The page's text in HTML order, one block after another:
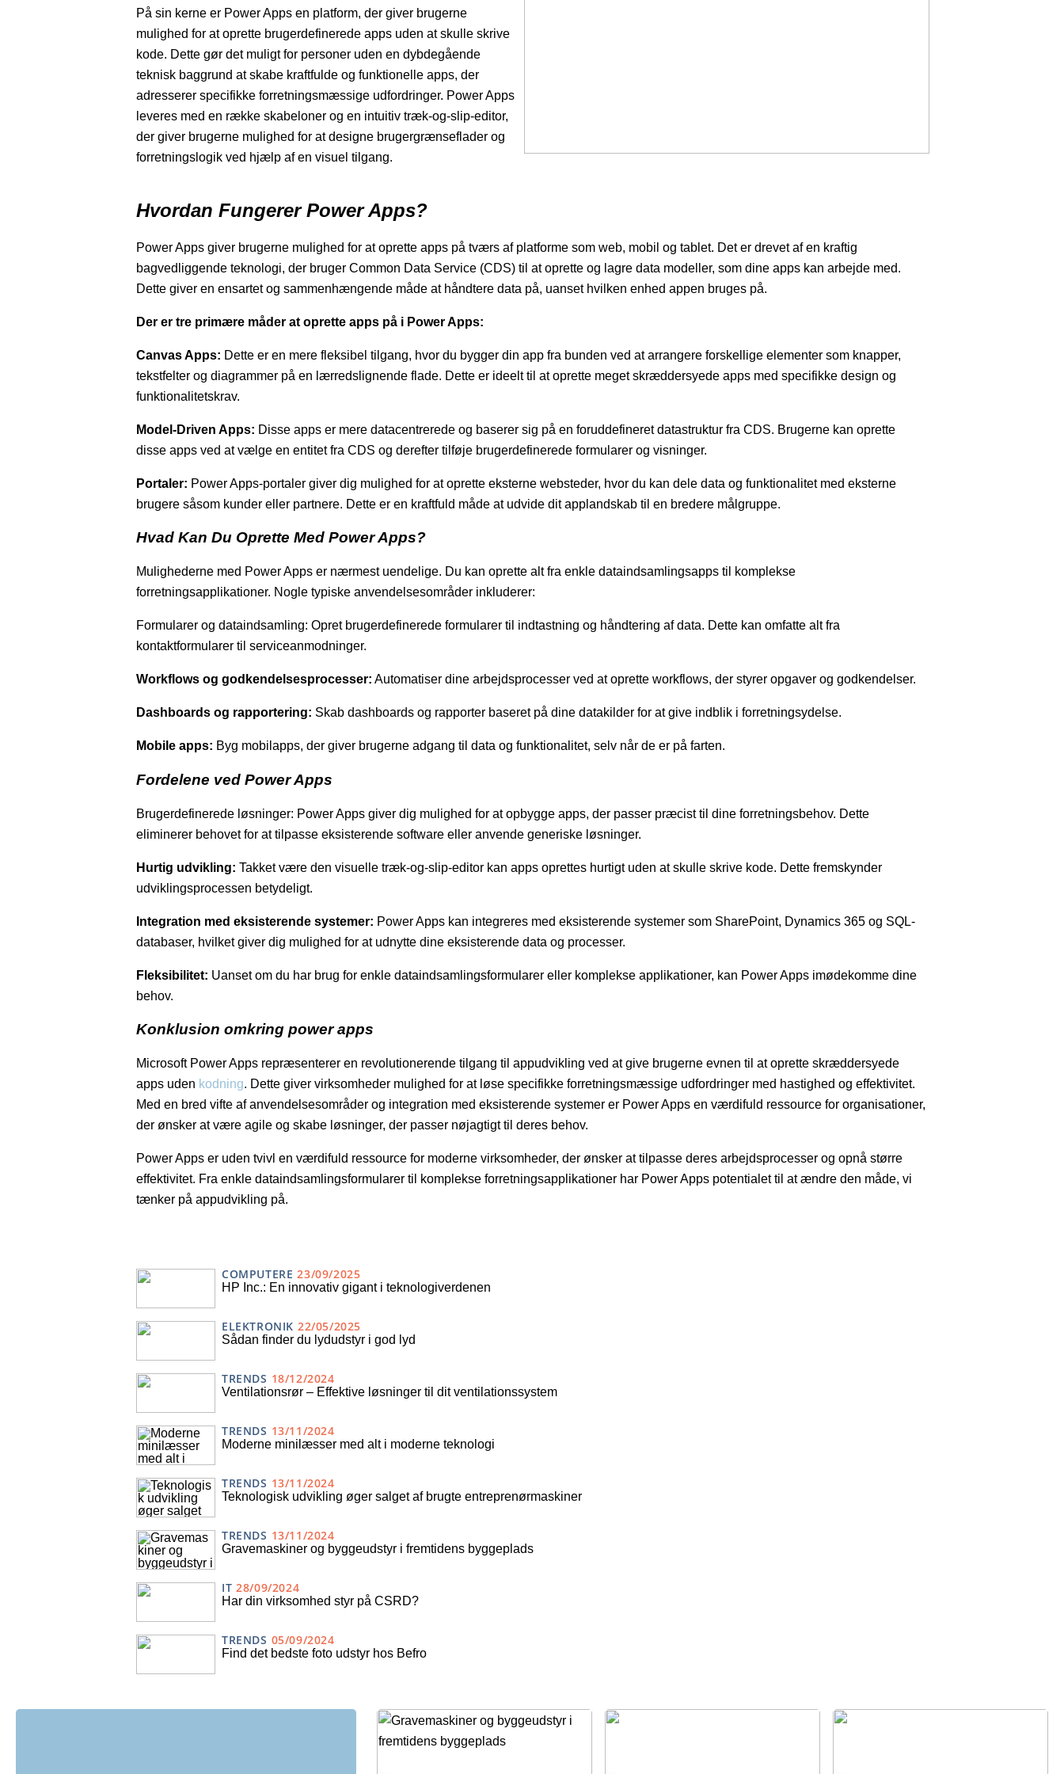
På sin kerne er Power Apps en platform, der giver brugerne
mulighed for at oprette brugerdefinerede apps uden at skulle skrive
kode. Dette gør det muligt for personer uden en dybdegående
teknisk baggrund at skabe kraftfulde og funktionelle apps, der
adresserer specifikke forretningsmæssige udfordringer. Power Apps
leveres med en række skabeloner og en intuitiv træk-og-slip-editor,
der giver brugerne mulighed for at designe brugergrænseflader og
forretningslogik ved hjælp af en visuel tilgang.
Hvordan Fungerer Power Apps?
Power Apps giver brugerne mulighed for at oprette apps på tværs af platforme som web, mobil og tablet. Det er drevet af en kraftig
bagvedliggende teknologi, der bruger Common Data Service (CDS) til at oprette og lagre data modeller, som dine apps kan arbejde med.
Dette giver en ensartet og sammenhængende måde at håndtere data på, uanset hvilken enhed appen bruges på.
Der er tre primære måder at oprette apps på i Power Apps:
Canvas Apps: Dette er en mere fleksibel tilgang, hvor du bygger din app fra bunden ved at arrangere forskellige elementer som knapper,
tekstfelter og diagrammer på en lærredslignende flade. Dette er ideelt til at oprette meget skræddersyede apps med specifikke design og
funktionalitetskrav.
Model-Driven Apps: Disse apps er mere datacentrerede og baserer sig på en foruddefineret datastruktur fra CDS. Brugerne kan oprette
disse apps ved at vælge en entitet fra CDS og derefter tilføje brugerdefinerede formularer og visninger.
Portaler: Power Apps-portaler giver dig mulighed for at oprette eksterne websteder, hvor du kan dele data og funktionalitet med eksterne
brugere såsom kunder eller partnere. Dette er en kraftfuld måde at udvide dit applandskab til en bredere målgruppe.
Hvad Kan Du Oprette Med Power Apps?
Mulighederne med Power Apps er nærmest uendelige. Du kan oprette alt fra enkle dataindsamlingsapps til komplekse
forretningsapplikationer. Nogle typiske anvendelsesområder inkluderer:
Formularer og dataindsamling: Opret brugerdefinerede formularer til indtastning og håndtering af data. Dette kan omfatte alt fra
kontaktformularer til serviceanmodninger.
Workflows og godkendelsesprocesser: Automatiser dine arbejdsprocesser ved at oprette workflows, der styrer opgaver og godkendelser.
Dashboards og rapportering: Skab dashboards og rapporter baseret på dine datakilder for at give indblik i forretningsydelse.
Mobile apps: Byg mobilapps, der giver brugerne adgang til data og funktionalitet, selv når de er på farten.
Fordelene ved Power Apps
Brugerdefinerede løsninger: Power Apps giver dig mulighed for at opbygge apps, der passer præcist til dine forretningsbehov. Dette
eliminerer behovet for at tilpasse eksisterende software eller anvende generiske løsninger.
Hurtig udvikling: Takket være den visuelle træk-og-slip-editor kan apps oprettes hurtigt uden at skulle skrive kode. Dette fremskynder
udviklingsprocessen betydeligt.
Integration med eksisterende systemer: Power Apps kan integreres med eksisterende systemer som SharePoint, Dynamics 365 og SQL-
databaser, hvilket giver dig mulighed for at udnytte dine eksisterende data og processer.
Fleksibilitet: Uanset om du har brug for enkle dataindsamlingsformularer eller komplekse applikationer, kan Power Apps imødekomme dine
behov.
Konklusion omkring power apps
Microsoft Power Apps repræsenterer en revolutionerende tilgang til appudvikling ved at give brugerne evnen til at oprette skræddersyede
apps uden kodning. Dette giver virksomheder mulighed for at løse specifikke forretningsmæssige udfordringer med hastighed og effektivitet.
Med en bred vifte af anvendelsesområder og integration med eksisterende systemer er Power Apps en værdifuld ressource for organisationer,
der ønsker at være agile og skabe løsninger, der passer nøjagtigt til deres behov.
Power Apps er uden tvivl en værdifuld ressource for moderne virksomheder, der ønsker at tilpasse deres arbejdsprocesser og opnå større
effektivitet. Fra enkle dataindsamlingsformularer til komplekse forretningsapplikationer har Power Apps potentialet til at ændre den måde, vi
tænker på appudvikling på.
COMPUTERE 23/09/2025
HP Inc.: En innovativ gigant i teknologiverdenen
ELEKTRONIK 22/05/2025
Sådan finder du lydudstyr i god lyd
TRENDS 18/12/2024
Ventilationsrør – Effektive løsninger til dit ventilationssystem
TRENDS 13/11/2024
Moderne minilæsser med alt i moderne teknologi
TRENDS 13/11/2024
Teknologisk udvikling øger salget af brugte entreprenørmaskiner
TRENDS 13/11/2024
Gravemaskiner og byggeudstyr i fremtidens byggeplads
IT 28/09/2024
Har din virksomhed styr på CSRD?
TRENDS 05/09/2024
Find det bedste foto udstyr hos Befro